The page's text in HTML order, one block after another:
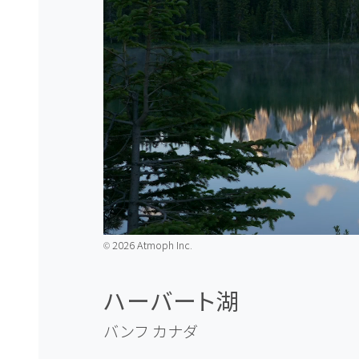
©️2026 Atmoph Inc.
ハーバート湖
バンフ カナダ